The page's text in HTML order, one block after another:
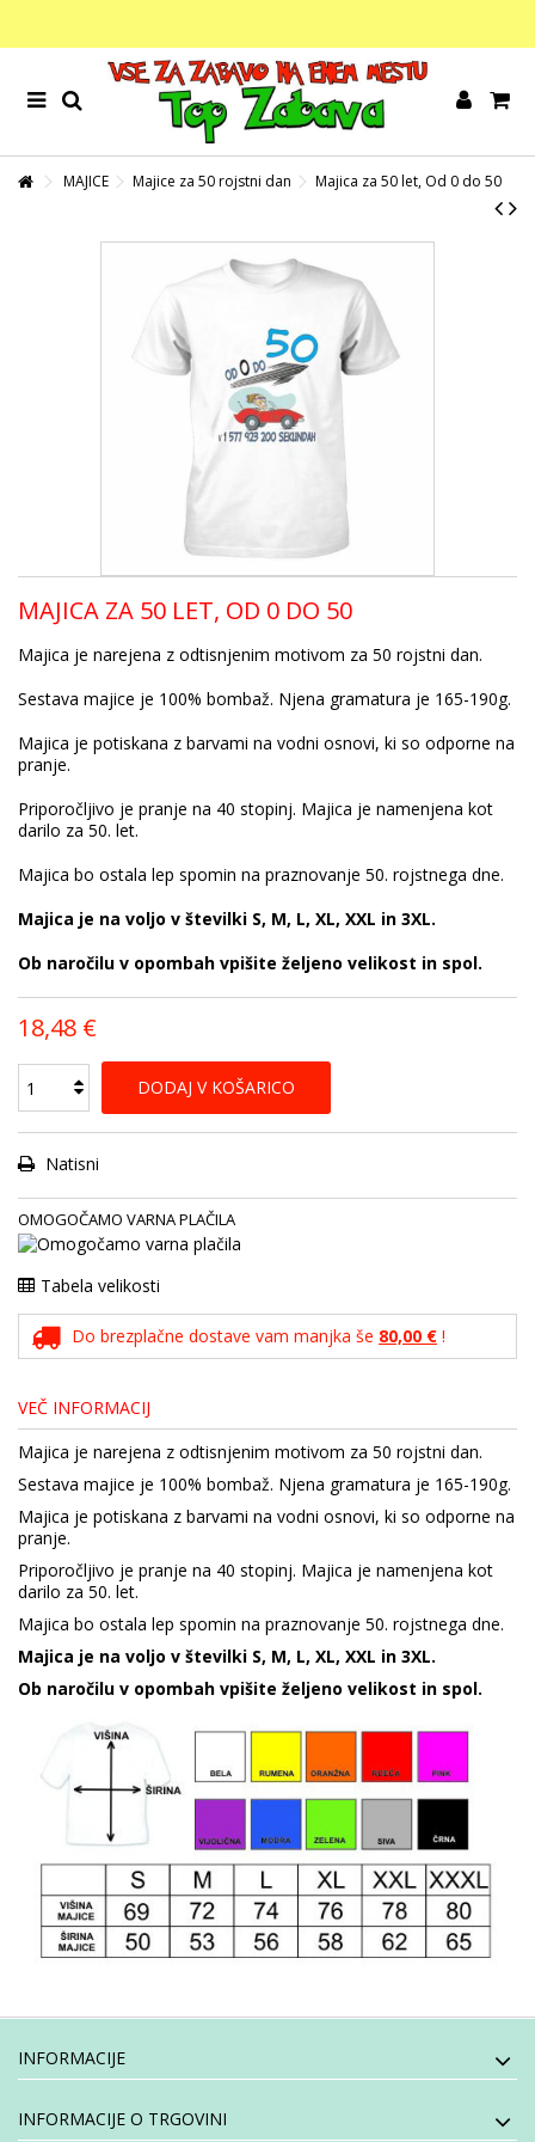
MAJICE Majice za 50 rojstni dan Majica za 50 let, Od 0 do 50
MAJICA ZA 50 LET, OD 0 DO 50
Majica je narejena z odtisnjenim motivom za 50 rojstni dan.
Sestava majice je 100% bombaž. Njena gramatura je 165-190g.
Majica je potiskana z barvami na vodni osnovi, ki so odporne na
pranje.
Priporočljivo je pranje na 40 stopinj. Majica je namenjena kot
darilo za 50. let.
Majica bo ostala lep spomin na praznovanje 50. rojstnega dne.
Majica je na voljo v številki S, M, L, XL, XXL in 3XL.
Ob naročilu v opombah vpišite željeno velikost in spol.
18,48 €
DODAJ V KOŠARICO
Natisni
OMOGOČAMO VARNA PLAČILA
Tabela velikosti
Do brezplačne dostave vam manjka še 80,00 € !
VEČ INFORMACIJ
Majica je narejena z odtisnjenim motivom za 50 rojstni dan.
Sestava majice je 100% bombaž. Njena gramatura je 165-190g.
Majica je potiskana z barvami na vodni osnovi, ki so odporne na
pranje.
Priporočljivo je pranje na 40 stopinj. Majica je namenjena kot
darilo za 50. let.
Majica bo ostala lep spomin na praznovanje 50. rojstnega dne.
Majica je na voljo v številki S, M, L, XL, XXL in 3XL.
Ob naročilu v opombah vpišite željeno velikost in spol.
INFORMACIJE
INFORMACIJE O TRGOVINI